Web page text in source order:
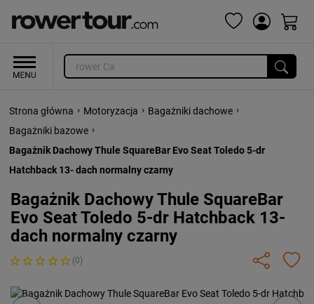
Strona główna › Motoryzacja › Bagażniki dachowe ›
Bagażniki bazowe ›
Bagażnik Dachowy Thule SquareBar Evo Seat Toledo 5-dr
Hatchback 13- dach normalny czarny
Bagażnik Dachowy Thule SquareBar
Evo Seat Toledo 5-dr Hatchback 13-
dach normalny czarny
(0)
Previous Next